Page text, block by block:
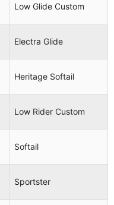
Low Rider
Wide Glide
Sportster
Sportster
Low Glide Custom
Electra Glide
Heritage Softail
Low Rider Custom
Softail
Sportster